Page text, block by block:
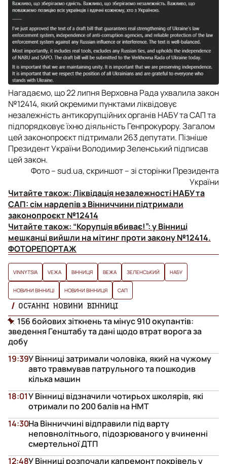
Нагадаємо, що 22 липня Верховна Рада ухвалила закон
№12414, який окремими пунктами ліквідовує
незалежність антикорупційних органів НАБУ та САП та
підпорядковує їхню діяльність Генпрокурору. Загалом
цей законопроєкт підтримали 263 депутати. Пізніше
Президент України Володимир Зеленський підписав
цей закон.
Фото – sud.ua, скриншот – зі сторінки Президента
України
Читайте також:Ліквідація незалежності НАБУ та
САП: сім нардепів з Вінниччини підтримали
законопроєкт №12414
Читайте також: “Корупція вбиває!”: у Вінниці
мешканці вийшли на мітинг проти закону №12414.
ФОТОРЕПОРТАЖ
VINNYTSIA VЕЖА ВІННИЦЯ ВЕЖА ЗЕЛЕНСЬКИЙ НАБУ
НОВИНИ ВІННИЦІ НОВИНИ ВІННИЦЯ САП
ОСТАННІ НОВИНИ ВІННИЦІ
156 бойових зіткнень та мінус 910 окупантів:
зведення Генштабу та дані щодо втрат ворога за
добу
У Вінниці затримали чоловіка, який на чужому
авто травмував патрульного та пошкодив
кілька машин
19:39
У Вінниці відзначили чотирьох школярів, які
отримали по 200 балів на НМТ
18:01
На Вінниччині відправили під варту
неповнолітнього, підозрюваного у вчиненні
смертельної ДТП
14:30
У Вінниці розпочали капремонт покрівель у
12:48